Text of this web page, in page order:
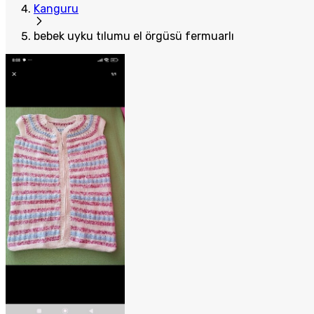
Kanguru
bebek uyku tılumu el örgüsü fermuarlı